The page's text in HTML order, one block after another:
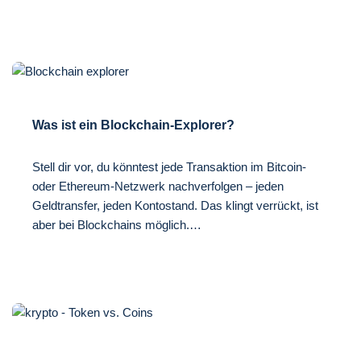
Was ist ein Blockchain-Explorer?
Stell dir vor, du könntest jede Transaktion im Bitcoin-
oder Ethereum-Netzwerk nachverfolgen – jeden
Geldtransfer, jeden Kontostand. Das klingt verrückt, ist
aber bei Blockchains möglich.…